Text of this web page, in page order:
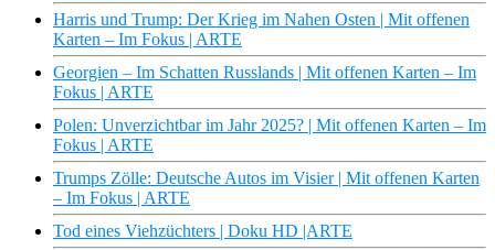
Harris und Trump: Der Krieg im Nahen Osten | Mit offenen
Karten – Im Fokus | ARTE
Georgien – Im Schatten Russlands | Mit offenen Karten – Im
Fokus | ARTE
Polen: Unverzichtbar im Jahr 2025? | Mit offenen Karten – Im
Fokus | ARTE
Trumps Zölle: Deutsche Autos im Visier | Mit offenen Karten
– Im Fokus | ARTE
Tod eines Viehzüchters | Doku HD |ARTE